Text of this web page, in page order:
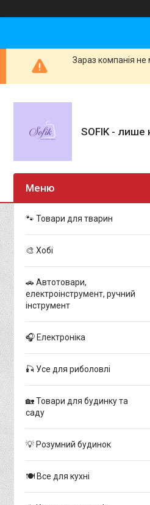
Зараз компанія
SOFIK - лише
🐾 Товари для тварин
🎨 Хобі
🚗 Автотовари,
електроінструмент, ручний
інструмент
🎧 Електроніка
🎣 Усе для риболовлі
🏡 Товари для будинку та
саду
💡 Розумний будинок
🍽 Все для кухні